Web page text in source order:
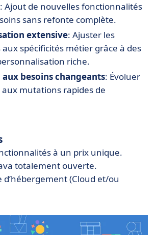
: Ajout de nouvelles fonctionnalités
sans refonte complète.
extensive: Ajuster les
spécificités métier grâce à des
riche.
besoins changeants: Évoluer
mutations rapides de
à un prix unique.
totalement ouverte.
d’hébergement (Cloud et/ou